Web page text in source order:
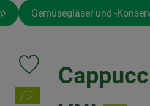
Gemüsegläser und -
Produkt zu Favouriten
, Verband: